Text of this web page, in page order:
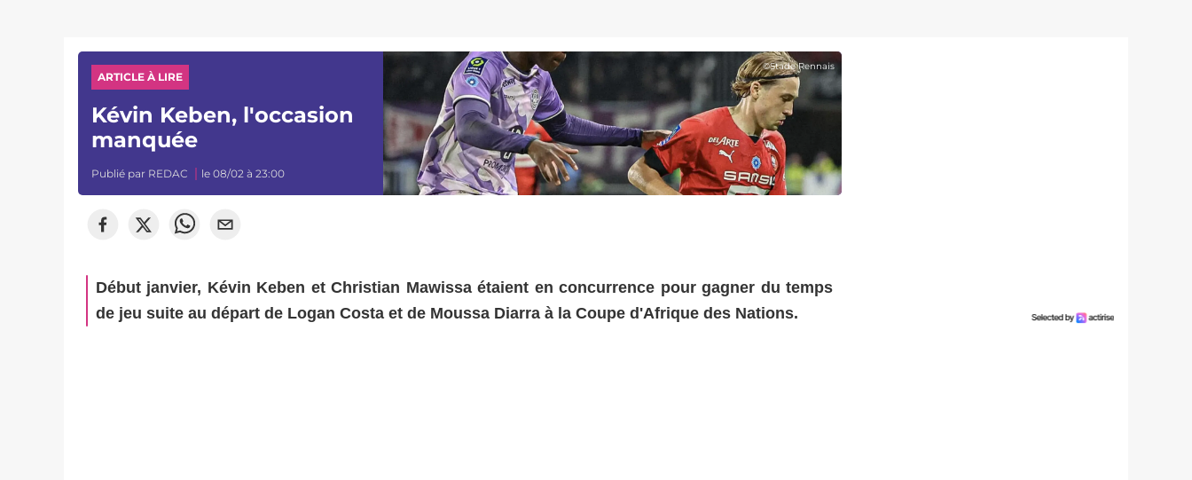
©Stade Rennais
ARTICLE À LIRE
Kévin Keben, l'occasion
manquée
Publié par REDAC le 08/02 à 23:00
Début janvier, Kévin Keben et Christian Mawissa étaient en concurrence pour gagner du temps
de jeu suite au départ de Logan Costa et de Moussa Diarra à la Coupe d'Afrique des Nations.